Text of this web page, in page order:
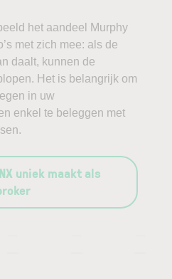
het aandeel Murphy
met zich mee: als de
daalt, kunnen de
Het is belangrijk om
in uw
enkel te beleggen met
uniek maakt als